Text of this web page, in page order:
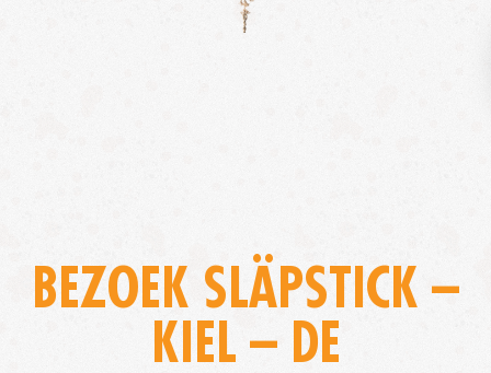
BEZOEK SLÄPSTICK –
KIEL – DE